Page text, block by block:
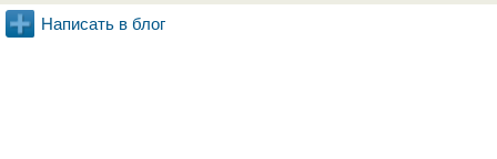
Написать в блог